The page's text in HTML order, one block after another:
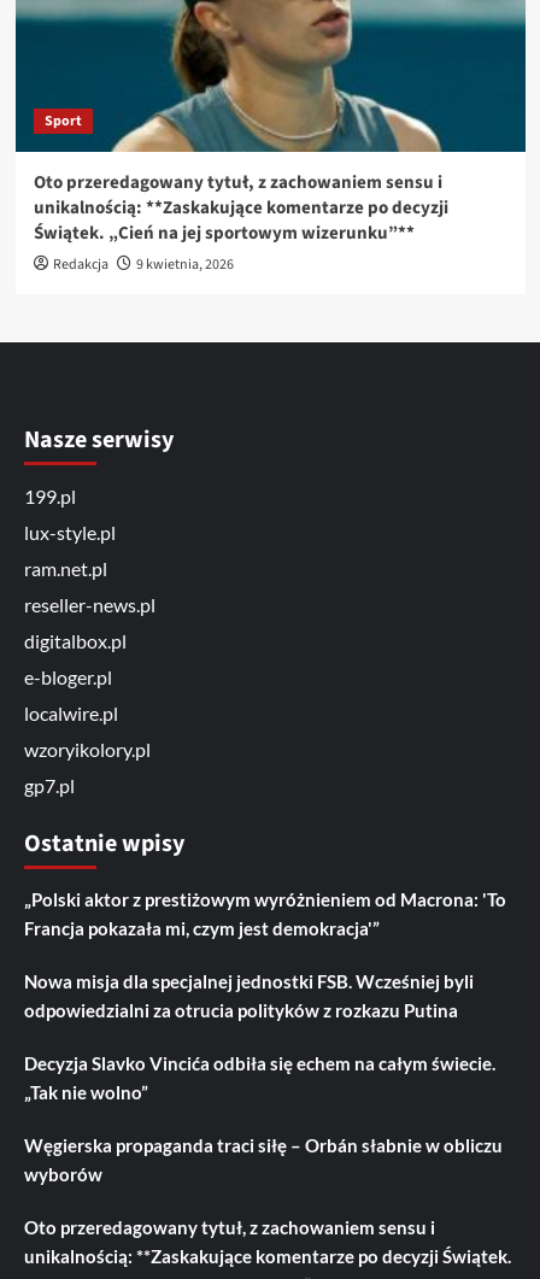
Sport
Oto przeredagowany tytuł, z zachowaniem sensu i
unikalnością: **Zaskakujące komentarze po decyzji
Świątek. „Cień na jej sportowym wizerunku”**
Redakcja 9 kwietnia, 2026
Nasze serwisy
199.pl
lux-style.pl
ram.net.pl
reseller-news.pl
digitalbox.pl
e-bloger.pl
localwire.pl
wzoryikolory.pl
gp7.pl
Ostatnie wpisy
„Polski aktor z prestiżowym wyróżnieniem od Macrona: 'To
Francja pokazała mi, czym jest demokracja'”
Nowa misja dla specjalnej jednostki FSB. Wcześniej byli
odpowiedzialni za otrucia polityków z rozkazu Putina
Decyzja Slavko Vincića odbiła się echem na całym świecie.
„Tak nie wolno”
Węgierska propaganda traci siłę – Orbán słabnie w obliczu
wyborów
Oto przeredagowany tytuł, z zachowaniem sensu i
unikalnością: **Zaskakujące komentarze po decyzji Świątek.